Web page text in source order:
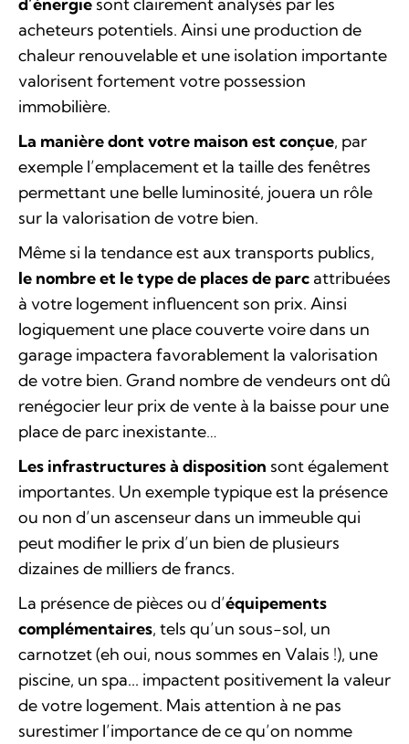
d’énergie sont clairement analysés par les
acheteurs potentiels. Ainsi une production de
chaleur renouvelable et une isolation importante
valorisent fortement votre possession
immobilière.
La manière dont votre maison est conçue, par
exemple l’emplacement et la taille des fenêtres
permettant une belle luminosité, jouera un rôle
sur la valorisation de votre bien.
Même si la tendance est aux transports publics,
le nombre et le type de places de parc attribuées
à votre logement influencent son prix. Ainsi
logiquement une place couverte voire dans un
garage impactera favorablement la valorisation
de votre bien. Grand nombre de vendeurs ont dû
renégocier leur prix de vente à la baisse pour une
place de parc inexistante…
Les infrastructures à disposition sont également
importantes. Un exemple typique est la présence
ou non d’un ascenseur dans un immeuble qui
peut modifier le prix d’un bien de plusieurs
dizaines de milliers de francs.
La présence de pièces ou d’équipements
complémentaires, tels qu’un sous-sol, un
carnotzet (eh oui, nous sommes en Valais !), une
piscine, un spa... impactent positivement la valeur
de votre logement. Mais attention à ne pas
surestimer l’importance de ce qu’on nomme